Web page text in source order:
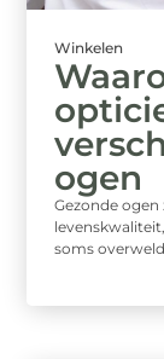
Winkelen
ogen
Gezonde
soms